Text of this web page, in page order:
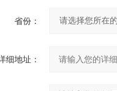
省份：
细地址：